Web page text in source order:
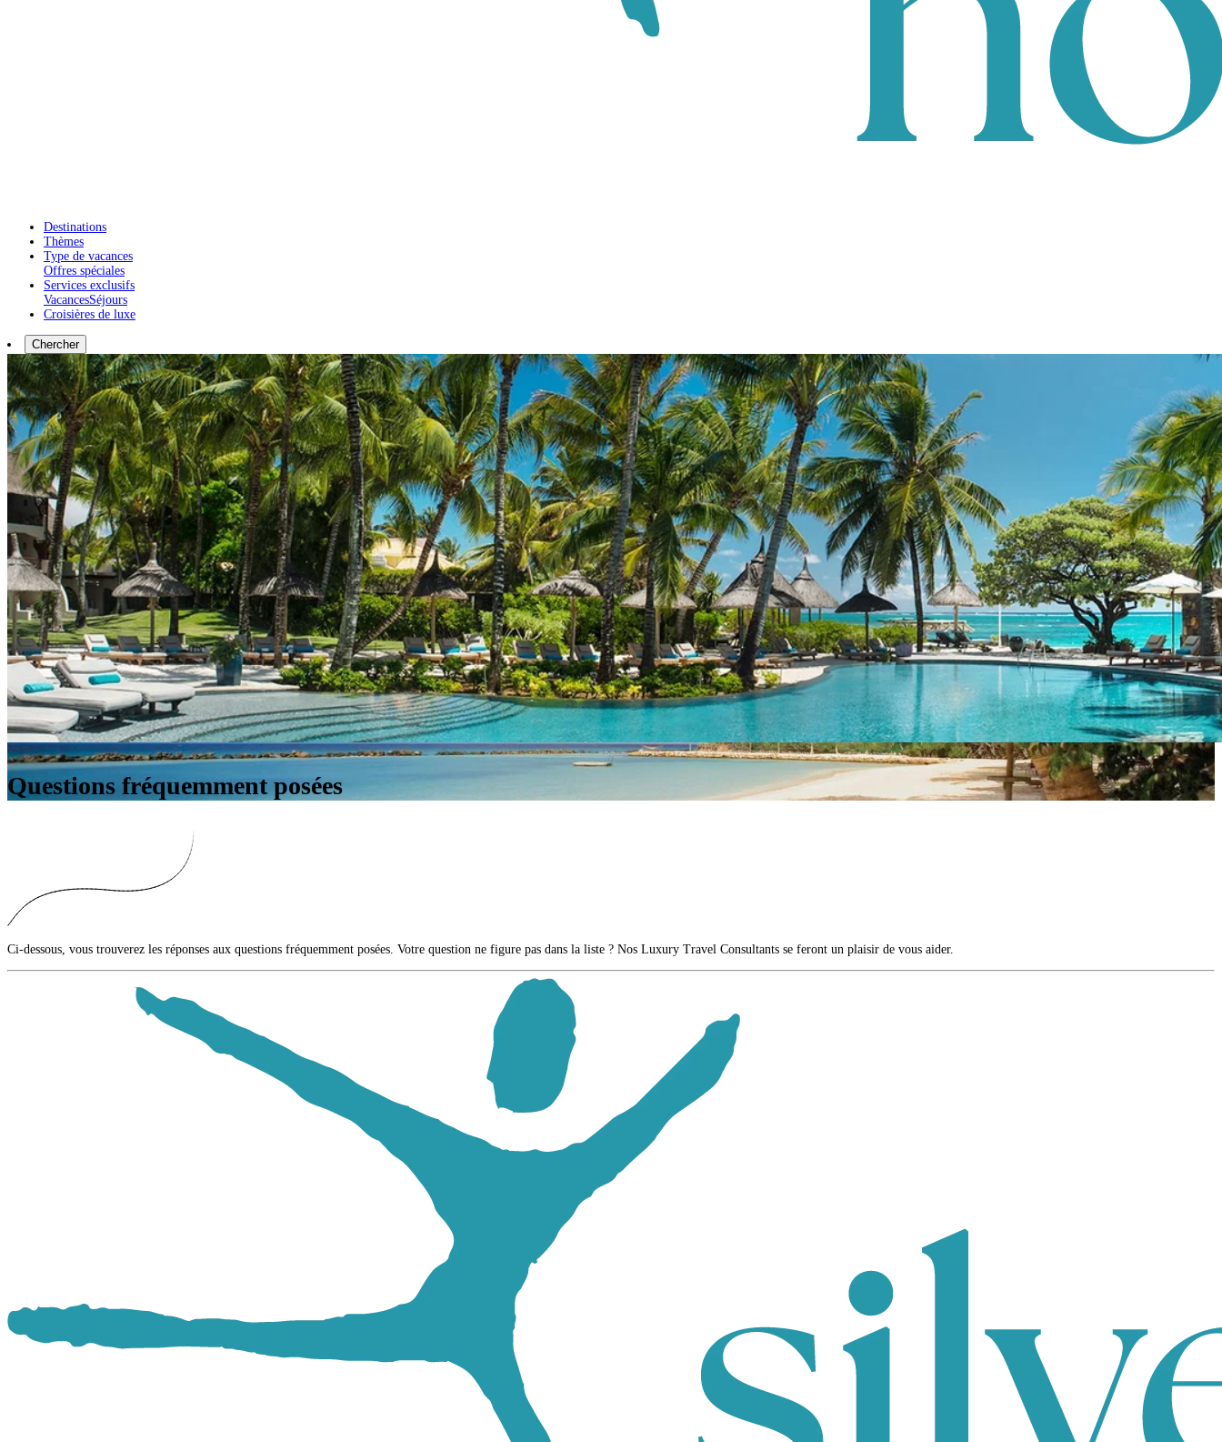
Destinations
Thèmes
Type de vacances
Offres spéciales
Services exclusifs
VacancesSéjours
Croisières de luxe
Chercher
Questions fréquemment posées
Ci-dessous, vous trouverez les réponses aux questions fréquemment posées. Votre question ne figure pas dans la liste ? Nos Luxury Travel Consultants se feront un plaisir de vous aider.